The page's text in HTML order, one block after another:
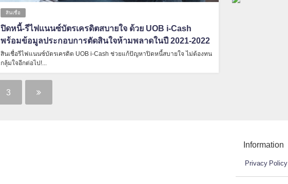
สินเชื่อ
ปิดหนี้-รีไฟแนนซ์บัตรเครดิตสบายใจ ด้วย UOB i-Cash
พร้อมข้อมูลประกอบการตัดสินใจห้ามพลาดในปี 2021-2022
สินเชื่อรีไฟแนนซ์บัตรเครดิต UOB i-Cash ช่วยแก้ปัญหาปิดหนี้สบายใจ ไม่ต้องทน
กลุ้มใจอีกต่อไป!...
3
Information
Privacy Policy